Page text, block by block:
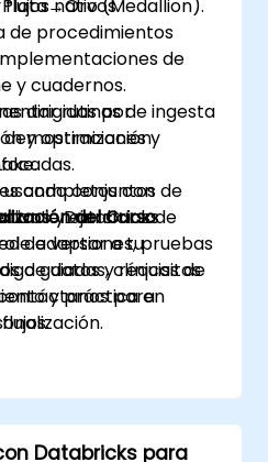
nativos.(Medallion).
de procedimientos
de
y cuadernos.
rutinas de ingesta
y optimización
completos con
Databricks
de versiones, pruebas
dirigidas por
y
conjuntos de
y ejercicios de
guiadas, clínicas de
y práctica en
del Curso
adaptar a tu
de datos y requisitos
para
Databricks para